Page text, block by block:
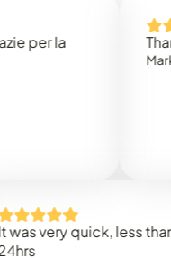
la
Thank
Mark N.
very quick, less than